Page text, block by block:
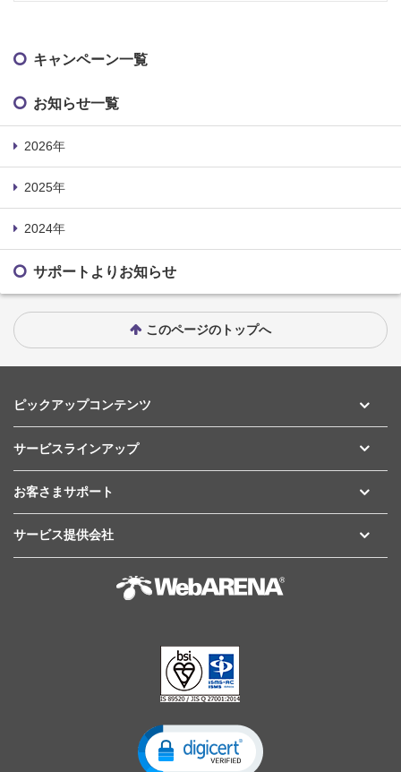
キャンペーン一覧
お知らせ一覧
2026年
2025年
2024年
サポートよりお知らせ
このページのトップへ
ピックアップコンテンツ
サービスラインアップ
お客さまサポート
サービス提供会社